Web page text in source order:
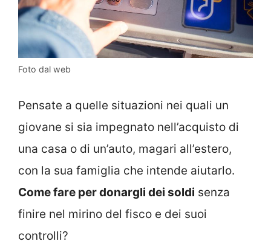
Foto dal web
Pensate a quelle situazioni nei quali un
giovane si sia impegnato nell’acquisto di
una casa o di un’auto, magari all’estero,
con la sua famiglia che intende aiutarlo.
Come fare per donargli dei soldi senza
finire nel mirino del fisco e dei suoi
controlli?